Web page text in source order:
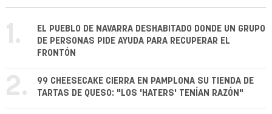
1.
EL PUEBLO DE NAVARRA DESHABITADO DONDE UN GRUPO
DE PERSONAS PIDE AYUDA PARA RECUPERAR EL
FRONTÓN
2.
99 CHEESECAKE CIERRA EN PAMPLONA SU TIENDA DE
TARTAS DE QUESO: "LOS 'HATERS' TENÍAN RAZÓN"